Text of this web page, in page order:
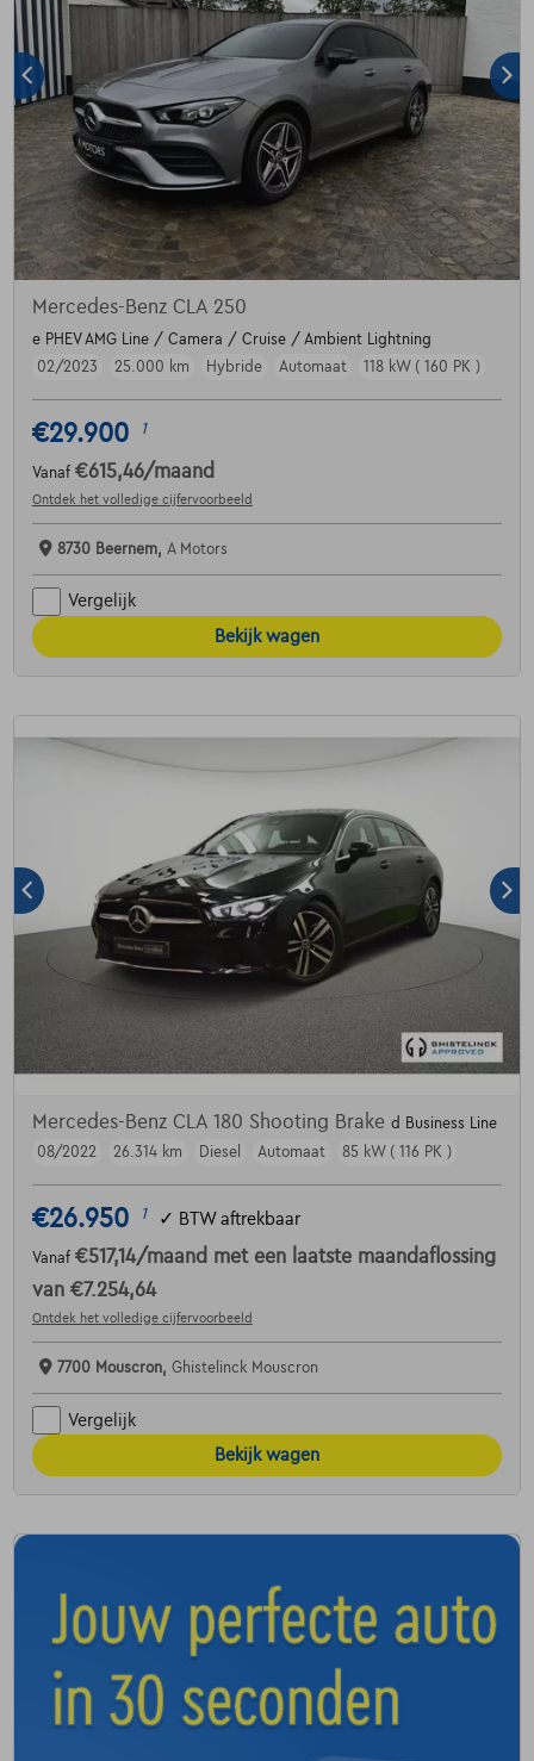
Mercedes-Benz CLA 250
e PHEV AMG Line / Camera / Cruise / Ambient Lightning
02/2023
25.000 km Hybride Automaat 118 kW ( 160 PK )
€29.900 1
Vanaf €615,46/maand
Ontdek het volledige cijfervoorbeeld
8730 Beernem, A Motors
Vergelijk
Bekijk wagen
Mercedes-Benz CLA 180 Shooting Brake d Business Line
08/2022
26.314 km Diesel Automaat 85 kW ( 116 PK )
€26.950 1 ✓ BTW aftrekbaar
Vanaf €517,14/maand met een laatste maandaflossing
van €7.254,64
Ontdek het volledige cijfervoorbeeld
7700 Mouscron, Ghistelinck Mouscron
Vergelijk
Bekijk wagen